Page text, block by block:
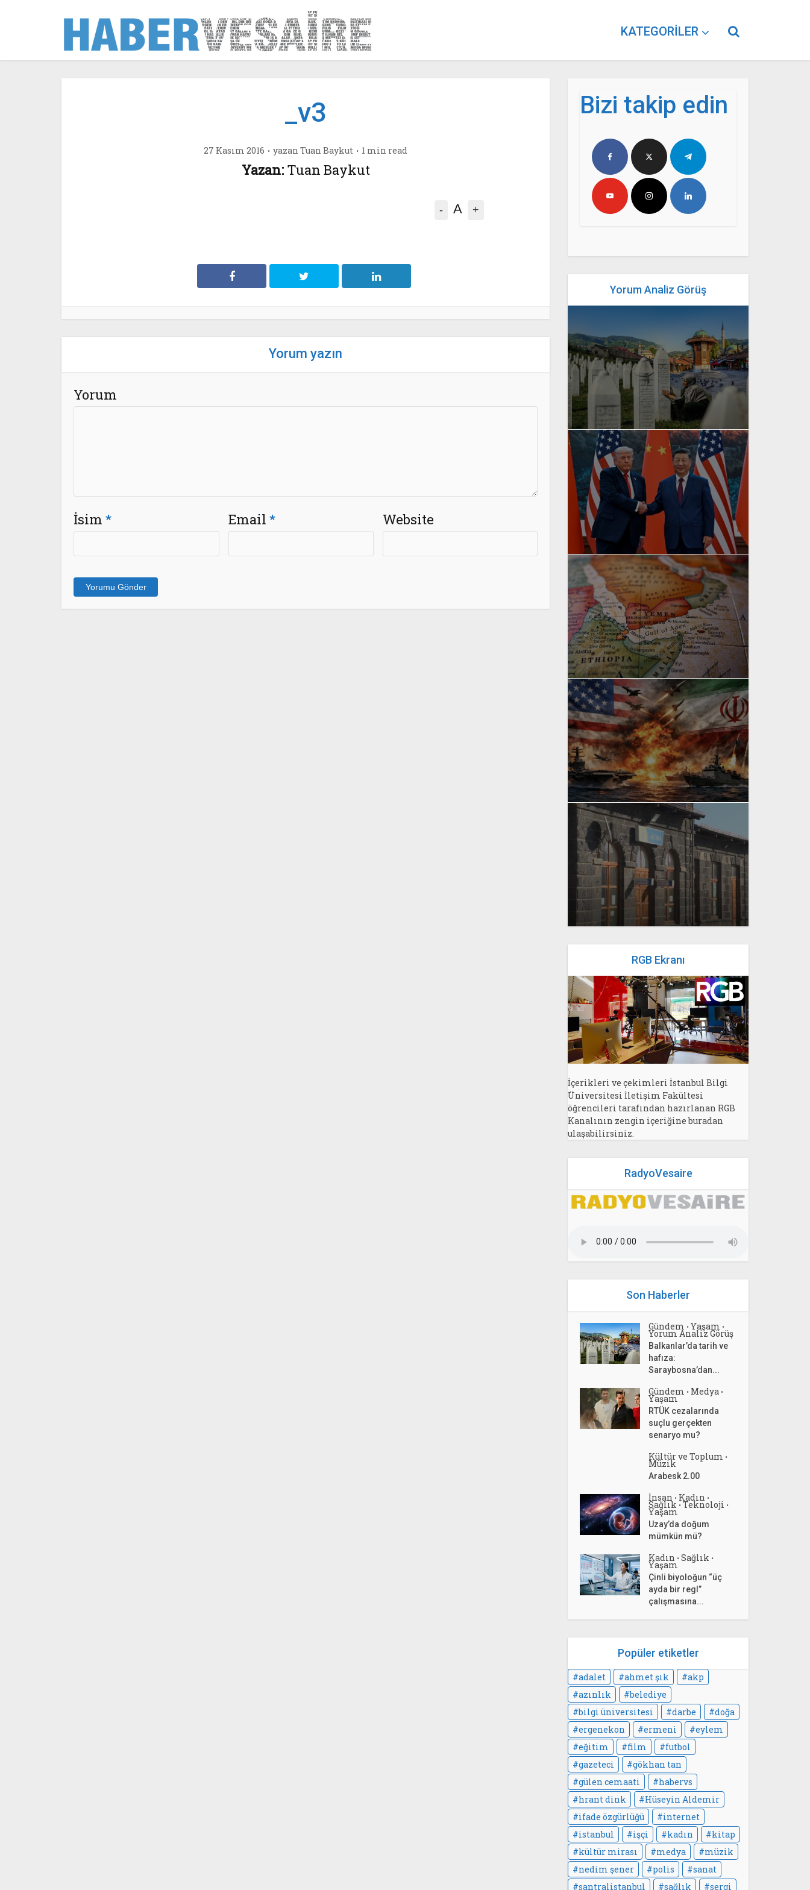
KATEGORILER
_v3
27 Kasım 2016 yazan Tuan Baykut 1 min read
Yazan:Tuan Baykut
- A +
Yorum yazın
Yorum
İsim * Email * Website
Bizi takip edin
Yorum Analiz Görüş
yazan Bahri Ak
yazanBahri Ak
yazanBahri Ak
yazanBahri Ak
yazan Bahri Ak
RGB Ekranı
İçerikleri ve çekimleri İstanbul Bilgi
Üniversitesi İletişim Fakültesi
öğrencileri tarafından hazırlanan RGB
Kanalının zengin içeriğine buradan
ulaşabilirsiniz.
RadyoVesaire
Son Haberler
Gündem • Yaşam •
Yorum Analiz Görüş
Balkanlar’da tarih ve
hafıza:
Saraybosna’dan...
Gündem • Medya •
Yaşam
RTÜK cezalarında
suçlu gerçekten
senaryo mu?
Kültür ve Toplum •
Müzik
Arabesk 2.00
İnsan • Kadın •
Sağlık • Teknoloji •
Yaşam
Uzay’da doğum
mümkün mü?
Kadın • Sağlık •
Yaşam
Çinli biyoloğun “üç
ayda bir regl”
çalışmasına...
Popüler etiketler
adalet ahmet şık
akp
azınlık
belediye
bilgi üniversitesi
darbe
doğa
ergenekon
ermeni
eylem
eğitim
film
futbol
gazeteci
gökhan tan
gülen cemaati
habervs
hrant dink
Hüseyin Aldemir
ifade özgürlüğü
internet
istanbul
işçi kadın
kitap
kültür mirası
medya
müzik
nedim şener
polis
sanat
santralistanbul
sağlık sergi